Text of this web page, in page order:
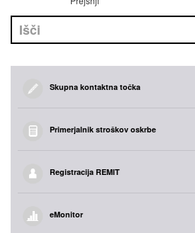
Skupna kontaktna točka
Primerjalnik stroškov oskrbe
Registracija REMIT
eMonitor